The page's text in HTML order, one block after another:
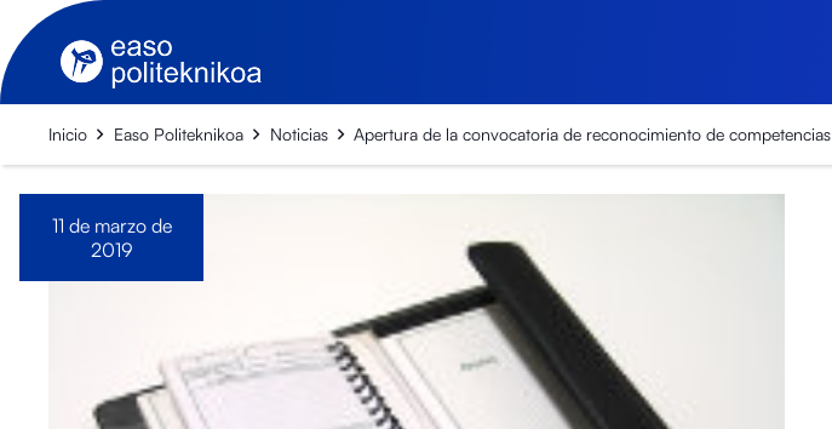
Inicio Easo Politeknikoa Noticias Apertura de la convocatoria de reconocimiento de competencias
11 de marzo de
2019